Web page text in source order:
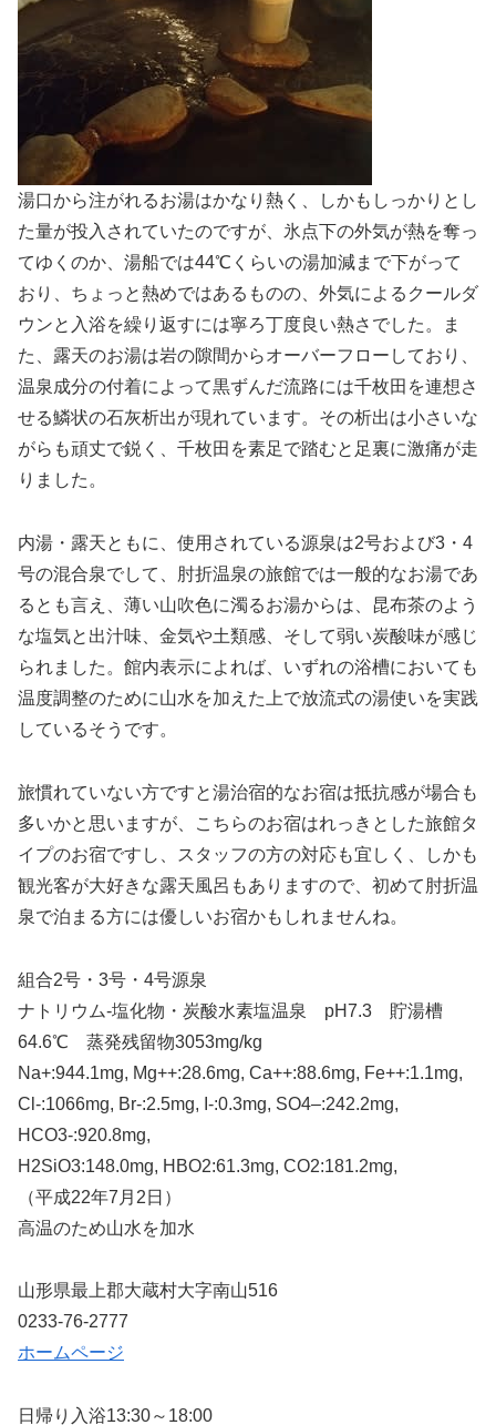
湯口から注がれるお湯はかなり熱く、しかもしっかりとし
た量が投入されていたのですが、氷点下の外気が熱を奪っ
てゆくのか、湯船では44℃くらいの湯加減まで下がって
おり、ちょっと熱めではあるものの、外気によるクールダ
ウンと入浴を繰り返すには寧ろ丁度良い熱さでした。ま
た、露天のお湯は岩の隙間からオーバーフローしており、
温泉成分の付着によって黒ずんだ流路には千枚田を連想さ
せる鱗状の石灰析出が現れています。その析出は小さいな
がらも頑丈で鋭く、千枚田を素足で踏むと足裏に激痛が走
りました。
内湯・露天ともに、使用されている源泉は2号および3・4
号の混合泉でして、肘折温泉の旅館では一般的なお湯であ
るとも言え、薄い山吹色に濁るお湯からは、昆布茶のよう
な塩気と出汁味、金気や土類感、そして弱い炭酸味が感じ
られました。館内表示によれば、いずれの浴槽においても
温度調整のために山水を加えた上で放流式の湯使いを実践
しているそうです。
旅慣れていない方ですと湯治宿的なお宿は抵抗感が場合も
多いかと思いますが、こちらのお宿はれっきとした旅館タ
イプのお宿ですし、スタッフの方の対応も宜しく、しかも
観光客が大好きな露天風呂もありますので、初めて肘折温
泉で泊まる方には優しいお宿かもしれませんね。
組合2号・3号・4号源泉
ナトリウム-塩化物・炭酸水素塩温泉 pH7.3 貯湯槽
64.6℃ 蒸発残留物3053mg/kg
Na+:944.1mg, Mg++:28.6mg, Ca++:88.6mg, Fe++:1.1mg,
Cl-:1066mg, Br-:2.5mg, I-:0.3mg, SO4–:242.2mg,
HCO3-:920.8mg,
H2SiO3:148.0mg, HBO2:61.3mg, CO2:181.2mg,
（平成22年7月2日）
高温のため山水を加水
山形県最上郡大蔵村大字南山516
0233-76-2777
ホームページ
日帰り入浴13:30～18:00